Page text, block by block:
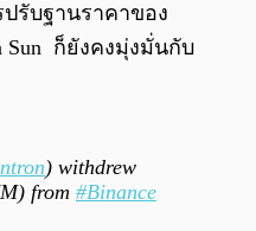
รับฐานราคาของ
Sun ก็ยังคงมุ่งมั่นกับ
) withdrew
from #Binance